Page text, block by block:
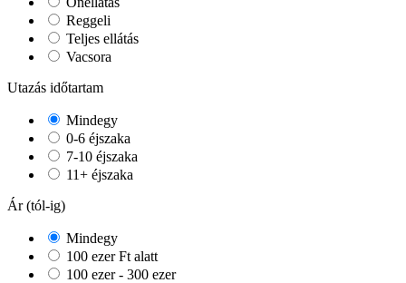
Reggeli
Teljes ellátás
Vacsora
Utazás időtartam
Mindegy
0-6 éjszaka
7-10 éjszaka
11+ éjszaka
Ár (tól-ig)
Mindegy
100 ezer Ft alatt
100 ezer - 300 ezer